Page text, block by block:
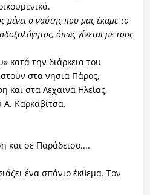
μένει ο ναύτης που μας έκαμε το
όπως γίνεται με τους
κατά την διάρκεια του
στα νησιά Πάρος,
και στα Λεχαινά Ηλείας,
Α. Καρκαβίτσα.
και σε Παράδεισο....
ένα σπάνιο έκθεμα. Τον